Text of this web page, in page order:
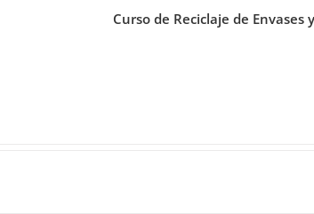
Curso de Reciclaje de Envases